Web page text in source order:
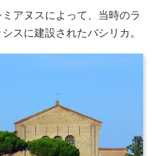
アヌスによって、当時のラ
スに建設されたバシリカ。